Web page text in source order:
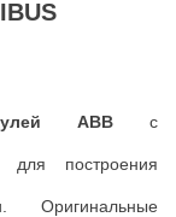
ABBс
для построения
Оригинальные